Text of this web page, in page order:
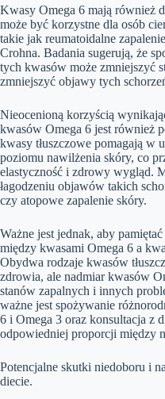
Kwasy Omega 6 mają również
może być korzystne dla osób
takie jak reumatoidalne
Crohna. Badania sugerują, że
tych kwasów może zmniejszyć
zmniejszyć objawy tych
Nieocenioną korzyścią
kwasów Omega 6 jest również
kwasy tłuszczowe pomagają w
poziomu nawilżenia skóry, co
elastyczność i zdrowy wygląd.
łagodzeniu objawów takich
czy atopowe zapalenie skóry.
Ważne jest jednak, aby
między kwasami Omega 6 a
Obydwa rodzaje kwasów
zdrowia, ale nadmiar kwasów
stanów zapalnych i innych
ważne jest spożywanie
6 i Omega 3 oraz konsultacja z
odpowiedniej proporcji między
Potencjalne skutki niedoboru i
diecie.